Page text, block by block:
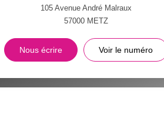
105 Avenue André Malraux
57000 METZ
Nous écrire Voir le numéro